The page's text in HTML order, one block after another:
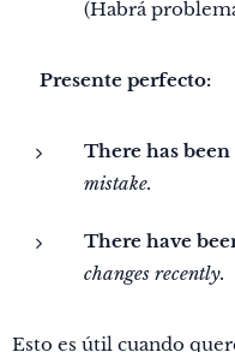
(Habrá
Presente perfecto:
There has been
mistake.
There have
changes recently.
Esto es útil cuando